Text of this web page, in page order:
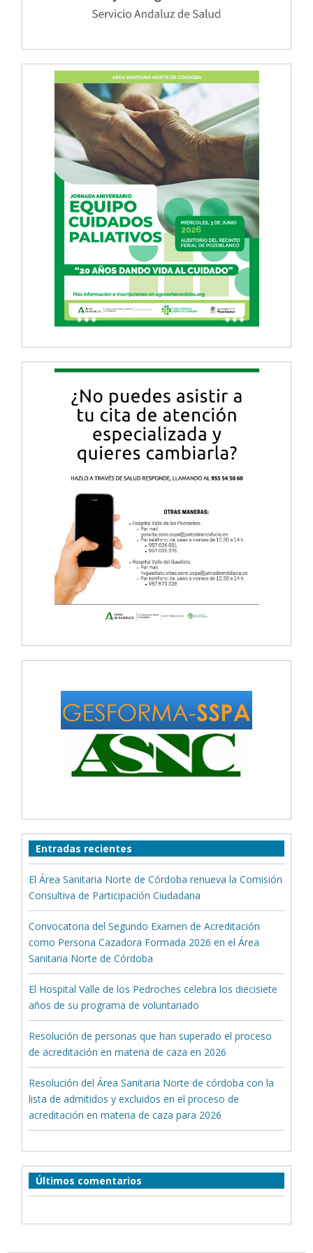
Entradas recientes
El Área Sanitaria Norte de Córdoba renueva la Comisión
Consultiva de Participación Ciudadana
Convocatoria del Segundo Examen de Acreditación
como Persona Cazadora Formada 2026 en el Área
Sanitaria Norte de Córdoba
El Hospital Valle de los Pedroches celebra los diecisiete
años de su programa de voluntariado
Resolución de personas que han superado el proceso
de acreditación en materia de caza en 2026
Resolución del Área Sanitaria Norte de córdoba con la
lista de admitidos y excluidos en el proceso de
acreditación en materia de caza para 2026
Últimos comentarios